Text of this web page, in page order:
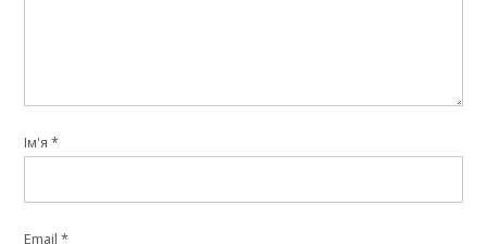
Ім'я*
Email*